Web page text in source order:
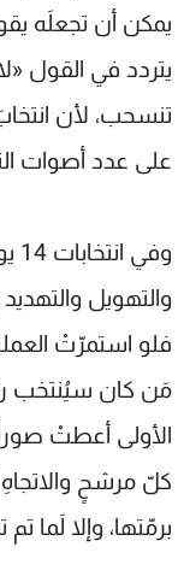
يمكن أن تجعلَه
يتردد في القول
تنسحب، لأن
على عدد أصوات
والتهويل
فلو استمرّتْ
مَن كان سيُنتخب
الأولى أعطتْ
كلّ مرشحٍ والاتجاهِ
برمّتها، وإلا لَما